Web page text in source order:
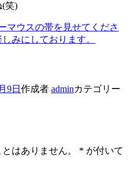
(笑)
マウスの帯を見せてくださ
みにしております。
9日 作成者 adminカテゴリー
はありません。 * が付いて